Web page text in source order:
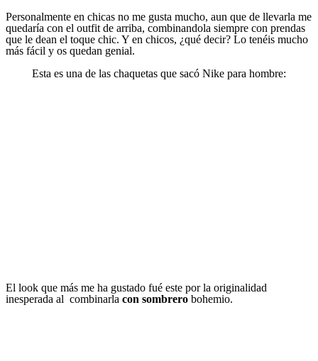
Personalmente en chicas no me gusta mucho, aun que de llevarla me
quedaría con el outfit de arriba, combinandola siempre con prendas
que le dean el toque chic. Y en chicos, ¿qué decir? Lo tenéis mucho
más fácil y os quedan genial.
Esta es una de las chaquetas que sacó Nike para hombre:
El look que más me ha gustado fué este por la originalidad
inesperada al combinarla con sombrero bohemio.